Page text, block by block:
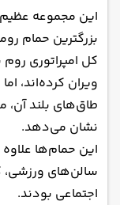
این مجموعه عظیم
بزرگترین حمام
کل امپراتوری روم
ویران کرده‌اند،
طاق‌های بلند آن،
نشان می‌دهد.
این حمام‌ها
سالن‌های ورزشی،
اجتماعی بودند.